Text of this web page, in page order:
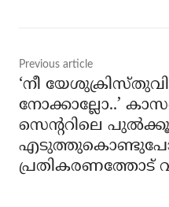
Previous article
‘നീ
നോക്കാല്ലോ..’
സെന്ററിലെ
പ്രതികരണത്തോട്